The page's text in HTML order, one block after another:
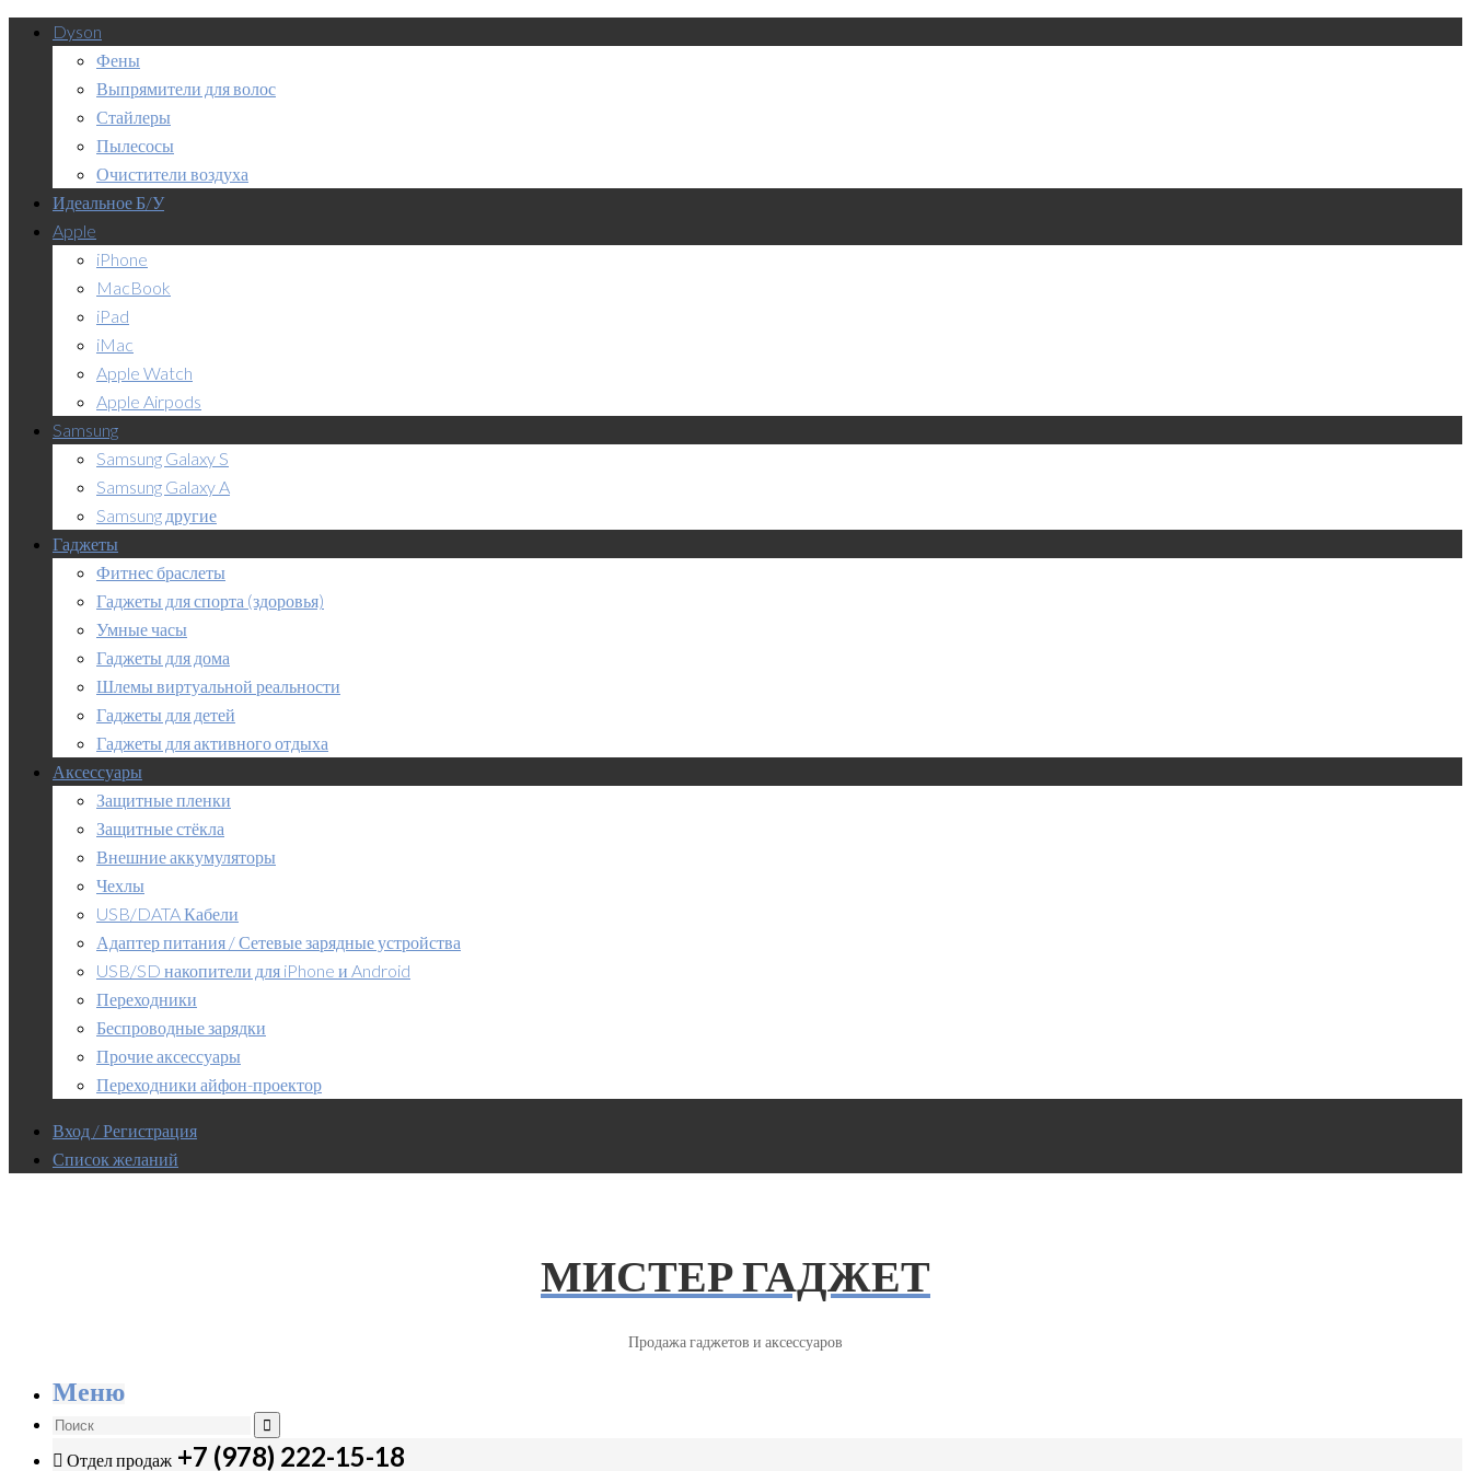
Dyson
Фены
Выпрямители для волос
Стайлеры
Пылесосы
Очистители воздуха
Идеальное Б/У
Apple
iPhone
MacBook
iPad
iMac
Apple Watch
Apple Airpods
Samsung
Samsung Galaxy S
Samsung Galaxy A
Samsung другие
Гаджеты
Фитнес браслеты
Гаджеты для спорта (здоровья)
Умные часы
Гаджеты для дома
Шлемы виртуальной реальности
Гаджеты для детей
Гаджеты для активного отдыха
Аксессуары
Защитные пленки
Защитные стёкла
Внешние аккумуляторы
Чехлы
USB/DATA Кабели
Адаптер питания / Сетевые зарядные устройства
USB/SD накопители для iPhone и Android
Переходники
Беспроводные зарядки
Прочие аксессуары
Переходники айфон-проектор
Вход / Регистрация
Список желаний
МИСТЕР ГАДЖЕТ
Продажа гаджетов и аксессуаров
Меню
Отдел продаж +7 (978) 222-15-18